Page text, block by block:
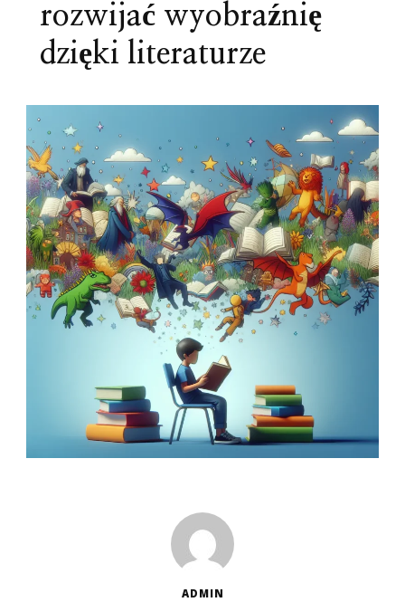
rozwijać wyobraźnię
dzięki literaturze
ADMIN